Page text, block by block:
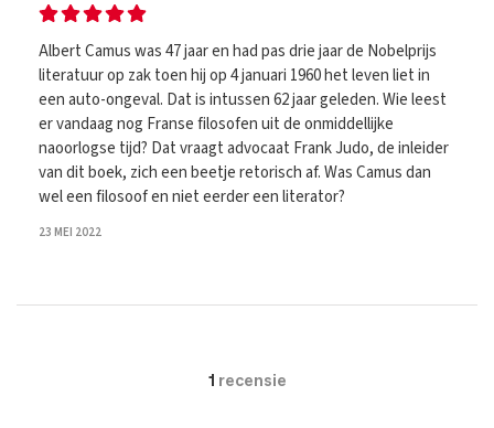
Albert Camus was 47 jaar en had pas drie jaar de Nobelprijs
literatuur op zak toen hij op 4 januari 1960 het leven liet in
een auto-ongeval. Dat is intussen 62 jaar geleden. Wie leest
er vandaag nog Franse filosofen uit de onmiddellijke
naoorlogse tijd? Dat vraagt advocaat Frank Judo, de inleider
van dit boek, zich een beetje retorisch af. Was Camus dan
wel een filosoof en niet eerder een literator?
23 MEI 2022
1 recensie